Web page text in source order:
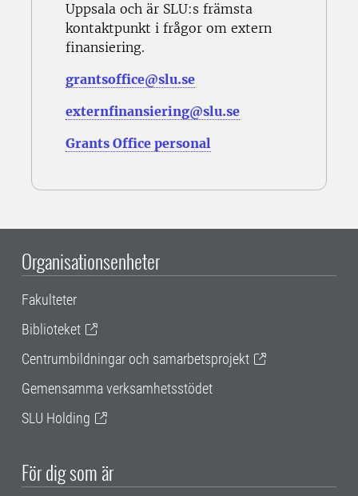
Uppsala och är SLU:s främsta
kontaktpunkt i frågor om extern
finansiering.
grantsoffice@slu.se
externfinansiering@slu.se
Grants Office personal
Organisationsenheter
Fakulteter
Biblioteket
Centrumbildningar och samarbetsprojekt
Gemensamma verksamhetsstödet
SLU Holding
För dig som är